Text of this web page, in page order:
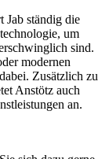
Jab ständig die
um
sind.
modernen
Zusätzlich zu
Anstötz auch
an.